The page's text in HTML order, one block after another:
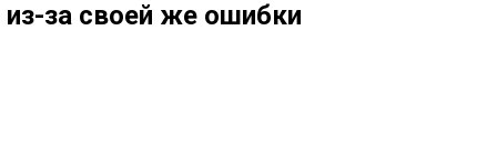
за своей же ошибки